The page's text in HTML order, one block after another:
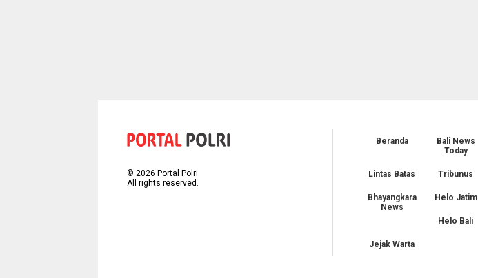
© 2026 Portal Polri
All rights reserved.
Beranda
Bali News
Today
Lintas Batas Tribunus
Bhayangkara
News
Helo Jatim
Helo Bali
Jejak Warta